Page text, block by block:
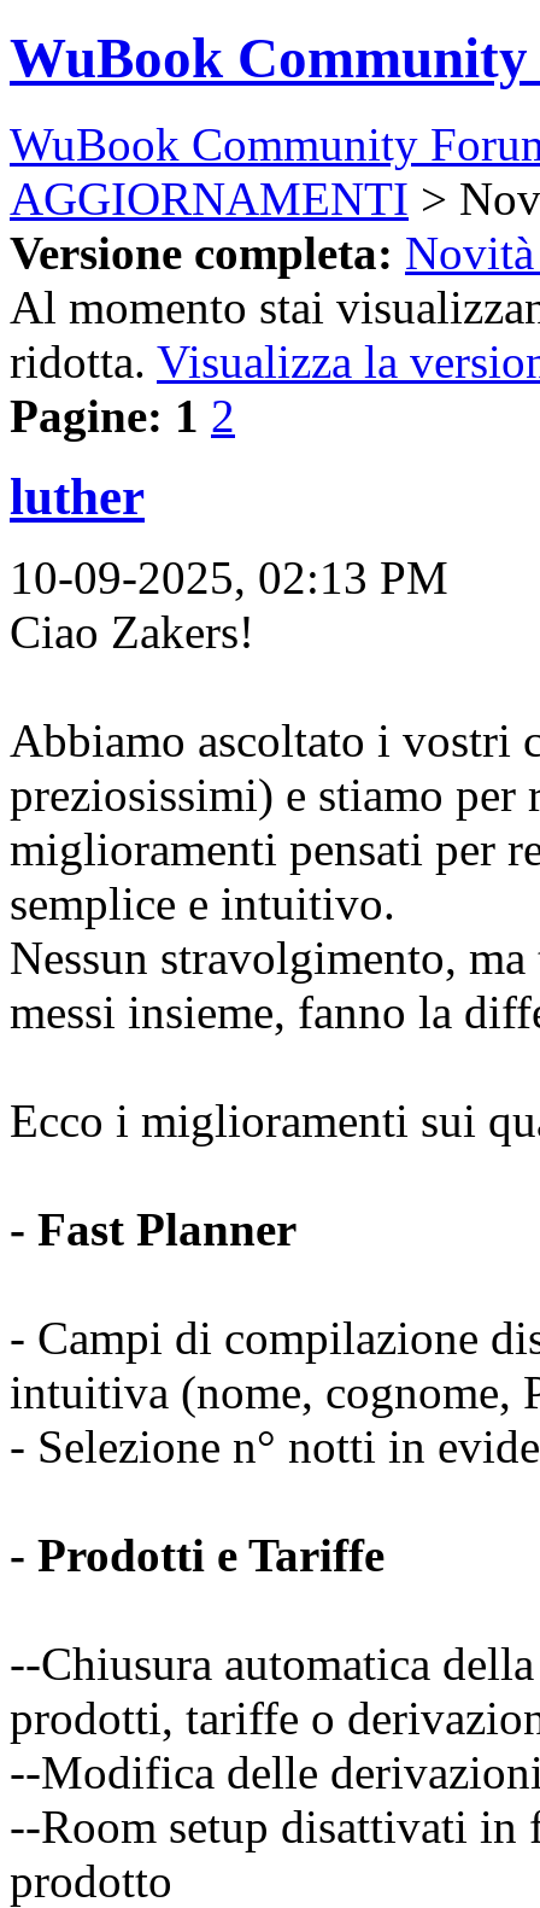
WuBook
WuBook Community
AGGIORNAMENTI >
Versione completa:
Al momento stai
ridotta. Visualizza la
Pagine: 1 2
luther
10-09-2025, 02:13 PM
Ciao Zakers!
Abbiamo ascoltato i vostri
preziosissimi) e stiamo per
miglioramenti pensati per
semplice e intuitivo.
Nessun stravolgimento,
messi insieme, fanno la
Ecco i miglioramenti sui
- Fast Planner
- Campi di compilazione
intuitiva (nome, cognome,
- Selezione n° notti in
- Prodotti e Tariffe
--Chiusura automatica
prodotti, tariffe o
--Modifica delle
--Room setup disattivati in
prodotto